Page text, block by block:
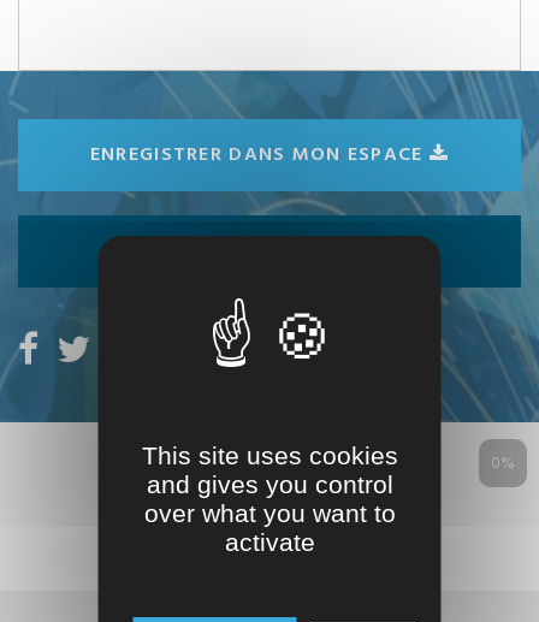
ENREGISTRER DANS MON ESPACE
0%
This site uses cookies
and gives you control
over what you want to
activate